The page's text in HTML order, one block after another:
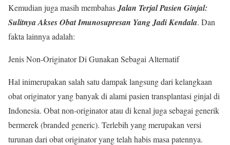
Kemudian juga masih membahasJalan Terjal Pasien Ginjal:
Sulitnya Akses Obat Imunosupresan Yang Jadi Kendala. Dan
fakta lainnya adalah:
Jenis Non-Originator Di Gunakan Sebagai Alternatif
Hal inimerupakan salah satu dampak langsung dari kelangkaan
obat originator yang banyak di alami pasien transplantasi ginjal di
Indonesia. Obat non-originator atau di kenal juga sebagai generik
bermerek (branded generic). Terlebih yang merupakan versi
turunan dari obat originator yang telah habis masa patennya.